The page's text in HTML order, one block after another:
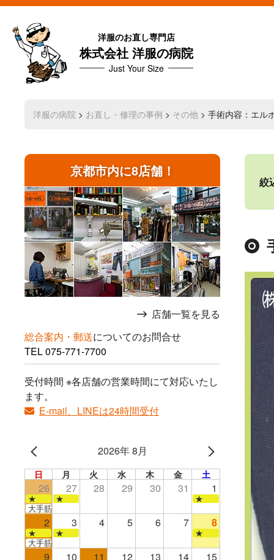
洋服のお直し専門店
株式会社 洋服の病院
Just Your Size
洋服の病院 > お直し・修理の事例 > その他 > 手術内容：エル
京都市内に8店舗！
店舗一覧を見る
総合案内・郵送についてのお問合せ
TEL075-771-7700
受付時間 ※各店舗の営業時間にて対応いたし
ます。
E-mail、LINEは24時間受付
2026年 8月
日 月 火 水 木 金 土
26 27 28 29 30 31 1
★ ★
★
大手筋店のみ営業
2 3 4 5 6 7 8
★ ★
★
大手筋
9 10 11 12 13 14 15
絞